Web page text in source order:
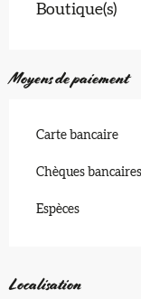
Boutique(s)
Moyens de paiement
Carte bancaire
Chèques bancaires
Espèces
Localisation